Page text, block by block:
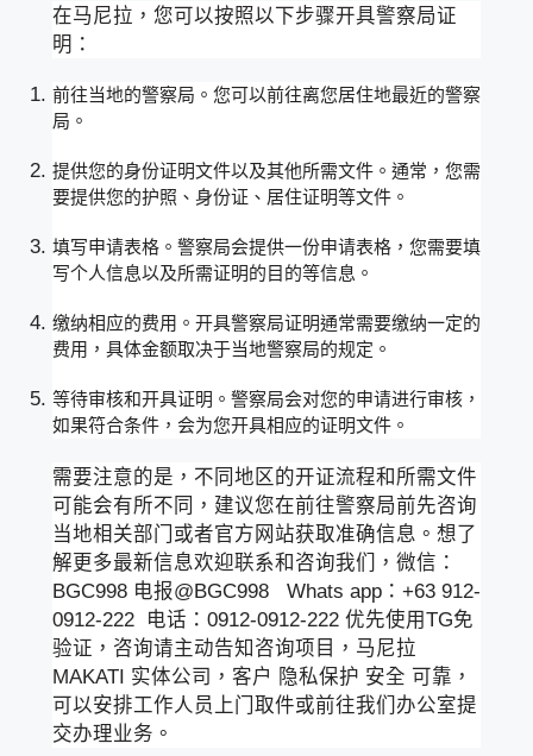
在马尼拉，您可以按照以下步骤开具警察局证
明：
前往当地的警察局。您可以前往离您居住地最近的警察
局。
提供您的身份证明文件以及其他所需文件。通常，您需
要提供您的护照、身份证、居住证明等文件。
填写申请表格。警察局会提供一份申请表格，您需要填
写个人信息以及所需证明的目的等信息。
缴纳相应的费用。开具警察局证明通常需要缴纳一定的
费用，具体金额取决于当地警察局的规定。
等待审核和开具证明。警察局会对您的申请进行审核，
如果符合条件，会为您开具相应的证明文件。
需要注意的是，不同地区的开证流程和所需文件
可能会有所不同，建议您在前往警察局前先咨询
当地相关部门或者官方网站获取准确信息。想了
解更多最新信息欢迎联系和咨询我们，微信：
BGC998 电报@BGC998 Whats app：+63 912-
0912-222 电话：0912-0912-222 优先使用TG免
验证，咨询请主动告知咨询项目，马尼拉
MAKATI 实体公司，客户 隐私保护 安全 可靠，
可以安排工作人员上门取件或前往我们办公室提
交办理业务。